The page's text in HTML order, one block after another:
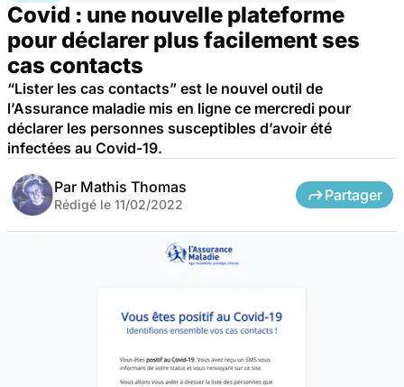
Covid : une nouvelle plateforme
pour déclarer plus facilement ses
cas contacts
“Lister les cas contacts” est le nouvel outil de
l’Assurance maladie mis en ligne ce mercredi pour
déclarer les personnes susceptibles d’avoir été
infectées au Covid-19.
Par Mathis Thomas
Rédigé le 11/02/2022
Partager